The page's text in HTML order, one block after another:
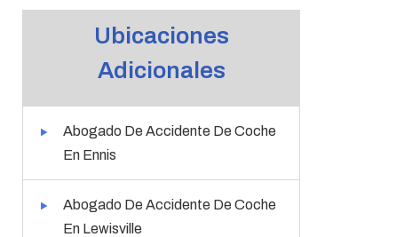
Ubicaciones
Adicionales
Abogado De Accidente De Coche
En Ennis
Abogado De Accidente De Coche
En Lewisville